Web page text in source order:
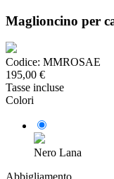
Maglioncino per
Codice: MMROSAE
195,00 €
Tasse incluse
Colori
Nero Lana